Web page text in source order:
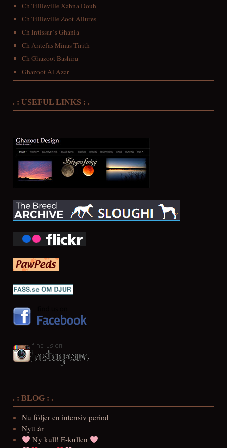
Ch Tillieville Xahna Douh
Ch Tillieville Zoot Allures
Ch Intissar´s Ghania
Ch Antefas Minas Tirith
Ch Ghazoot Bashira
Ghazoot Al Azar
. : USEFUL LINKS : .
. : BLOG : .
Nu följer en intensiv period
Nytt år
Ny kull! E-kullen